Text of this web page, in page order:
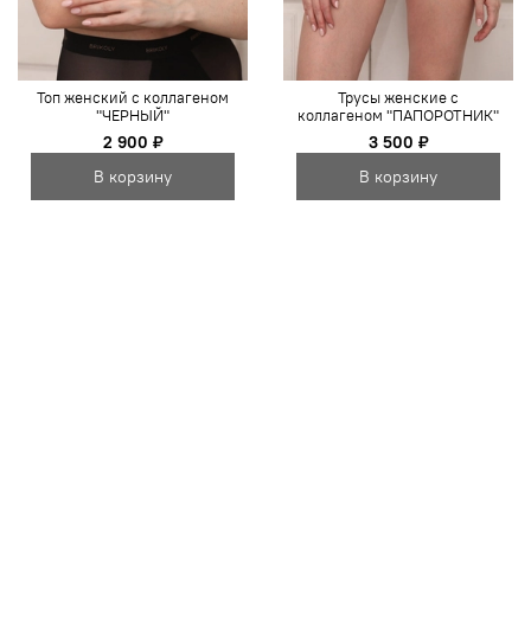
Топ женский с коллагеном
"ЧЕРНЫЙ"
2 900 ₽
В корзину
Трусы женские с
коллагеном "ПАПОРОТНИК"
3 500 ₽
В корзину